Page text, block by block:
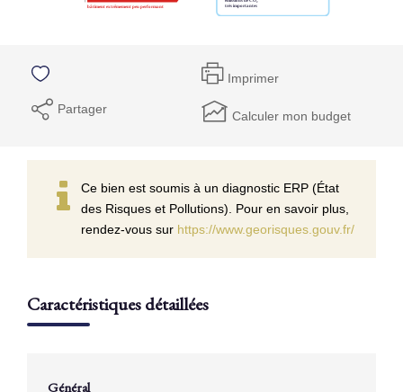
Imprimer
Partager Calculer mon budget
Ce bien est soumis à un diagnostic ERP (État
des Risques et Pollutions). Pour en savoir plus,
rendez-vous sur https://www.georisques.gouv.fr/
Caractéristiques détaillées
Général